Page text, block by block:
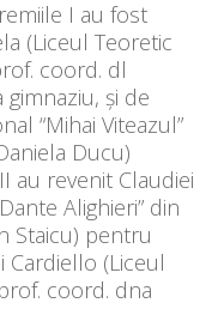
I au fost
(Liceul Teoretic
coord. dl
gimnaziu, şi de
“Mihai Viteazul”
Ducu)
au revenit Claudiei
Alighieri” din
Staicu) pentru
Cardiello (Liceul
coord. dna